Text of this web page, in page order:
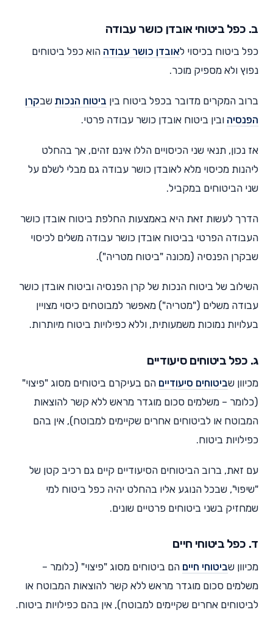
ב. כפל ביטוחי אובדן כושר עבודה
כפל ביטוח בכיסוי לאובדן כושר עבודה הוא כפל ביטוחים
נפוץ ולא מספיק מוכר.
ברוב המקרים מדובר בכפל ביטוח בין ביטוח הנכות שבקרן
הפנסיה ובין ביטוח אובדן כושר עבודה פרטי.
אז נכון, תנאי שני הכיסויים הללו אינם זהים, אך בהחלט
ליהנות מכיסוי מלא לאובדן כושר עבודה גם מבלי לשלם על
שני הביטוחים במקביל.
הדרך לעשות זאת היא באמצעות החלפת ביטוח אובדן כושר
העבודה הפרטי בביטוח אובדן כושר עבודה משלים לכיסוי
שבקרן הפנסיה (מכונה "ביטוח מטריה").
השילוב של ביטוח הנכות של קרן הפנסיה וביטוח אובדן כושר
עבודה משלים ("מטריה") מאפשר למבוטחים כיסוי מצויין
בעלויות נמוכות משמעותית, וללא כפילויות ביטוח מיותרות.
ג. כפל ביטוחים סיעודיים
מכיוון שביטוחים סיעודיים הם בעיקרם ביטוחים מסוג "פיצוי"
(כלומר – משלמים סכום מוגדר מראש ללא קשר להוצאות
המבוטח או לביטוחים אחרים שקיימים למבוטח), אין בהם
כפילויות ביטוח.
עם זאת, ברוב הביטוחים הסיעודיים קיים גם רכיב קטן של
"שיפוי", שבכל הנוגע אליו בהחלט יהיה כפל ביטוח למי
שמחזיק בשני ביטוחים פרטיים שונים.
ד. כפל ביטוחי חיים
מכיוון שביטוחי חיים הם ביטוחים מסוג "פיצוי" (כלומר –
משלמים סכום מוגדר מראש ללא קשר להוצאות המבוטח או
לביטוחים אחרים שקיימים למבוטח), אין בהם כפילויות ביטוח.